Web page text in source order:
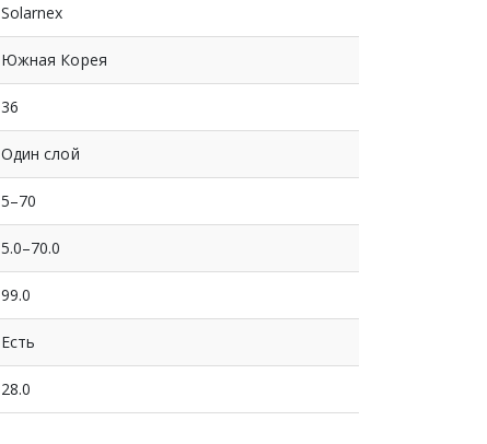
Solarnex
Южная Корея
36
Один слой
5–70
5.0–70.0
99.0
Есть
28.0